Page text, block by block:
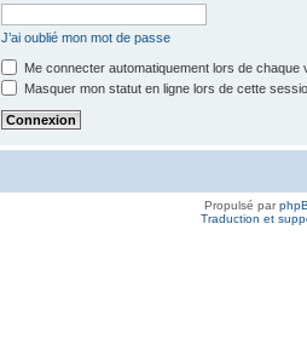
J’ai oublié mon mot de passe
Me connecter automatiquement lors de chaque
Masquer mon statut en ligne lors de cette
Propulsé par
Traduction et